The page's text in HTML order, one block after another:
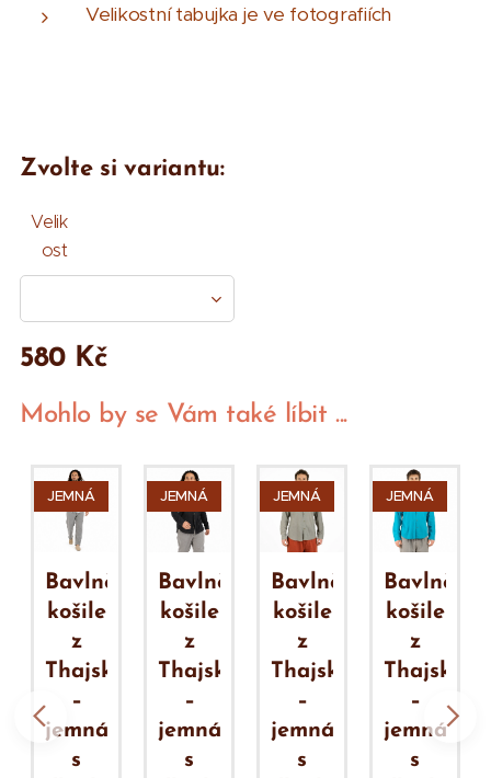
Velikostní tabujka je ve fotografiích
Zvolte si variantu:
Velik
ost
580 Kč
Mohlo by se Vám také líbit ...
Bavlněná
košile
z
Thajska
–
jemná
s
JEMNÁ
Bavlněná
košile
z
Thajska
–
jemná
s
JEMNÁ
Bavlněná
košile
z
Thajska
–
jemná
s
JEMNÁ
Bavlněná
košile
z
Thajska
–
jemná
s
JEMNÁ